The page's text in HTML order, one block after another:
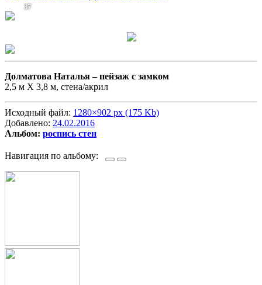
37
Долматова Наталья –пейзаж с замком
2,5 м Х 3,8 м, стена/акрил
Исходный файл: 1280×902 px (175 Kb)
Добавлено: 24.02.2016
Альбом: роспись стен
Навигация по альбому: